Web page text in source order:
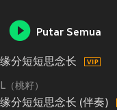
Putar Semua
缘分短短思念长
L（桃籽）
缘分短短思念长 (伴奏)